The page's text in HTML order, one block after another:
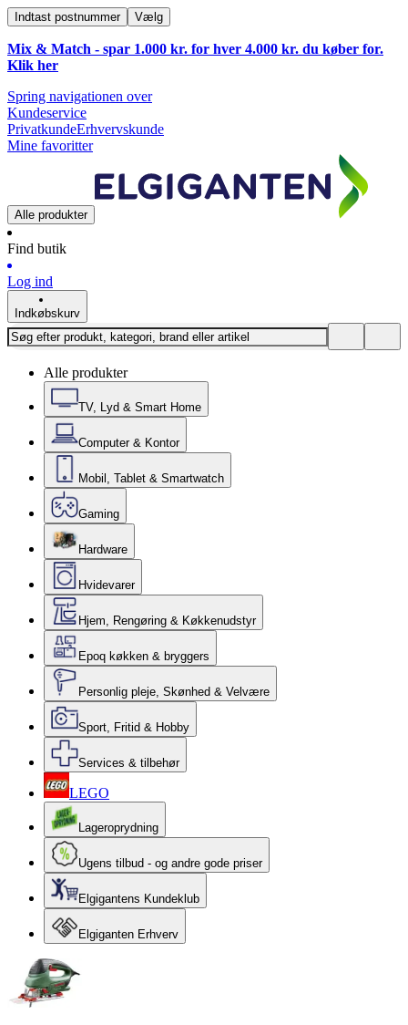
Indtast postnummer Vælg
Mix & Match - spar 1.000 kr. for hver 4.000 kr. du køber for.
Klik her
Spring navigationen over
Kundeservice
PrivatkundeErhvervskunde
Mine favoritter
Alle produkter
Find butik
Log ind
Indkøbskurv
Alle produkter
TV, Lyd & Smart Home
Computer & Kontor
Mobil, Tablet & Smartwatch
Gaming
Hardware
Hvidevarer
Hjem, Rengøring & Køkkenudstyr
Epoq køkken & bryggers
Personlig pleje, Skønhed & Velvære
Sport, Fritid & Hobby
Services & tilbehør
LEGO
Lageroprydning
Ugens tilbud - og andre gode priser
Elgigantens Kundeklub
Elgiganten Erhverv